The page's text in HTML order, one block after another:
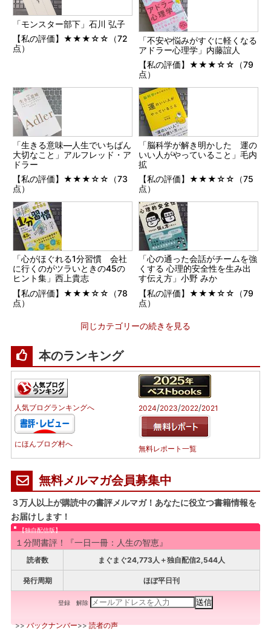
「モンスター部下」石川 弘子
【私の評価】★★★☆☆（72
点）
「不安や悩みがすぐに軽くなる
アドラー心理学」内藤誼人
【私の評価】★★★☆☆（79
点）
「生きる意味―人生でいちばん
大切なこと」アルフレッド・ア
ドラー
【私の評価】★★★☆☆（73
点）
「脳科学が解き明かした 運の
いい人がやっていること」毛内
拡
【私の評価】★★★☆☆（75
点）
「心がほぐれる1分習慣 会社
に行くのがツラいときの45の
ヒント集」西上貴志
【私の評価】★★★☆☆（78
点）
「心の通った会話がチームを強
くする 心理的安全性を生み出
す伝え方」小野 みか
【私の評価】★★★☆☆（79
点）
同じカテゴリーの続きを見る
本のランキング
人気ブログランキングへ
にほんブログ村へ
2024/2023/2022/2021
無料レポート一覧
無料メルマガ会員募集中
３万人以上が購読中の書評メルマガ！あなたに役立つ書籍情報を
お届けします！
【独自配信版】
１分間書評！『一日一冊：人生の智恵』
読者数 まぐまぐ24,773人＋独自配信2,544人
発行周期 ほぼ平日刊
登録 解除
>>バックナンバー>>読者の声